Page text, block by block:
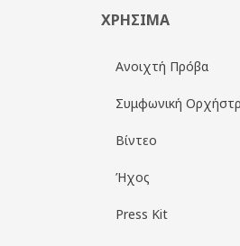
ΧΡΗΣΙΜΑ
Ανοιχτή Πρόβα
Συμφωνική
Βίντεο
Ήχος
Press Kit